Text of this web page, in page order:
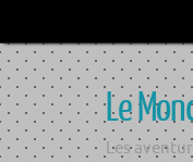
au
contenu
Le
Les